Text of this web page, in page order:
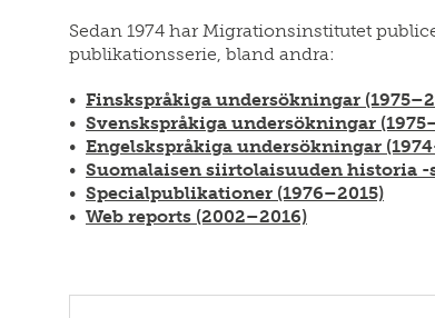
Sedan 1974 har Migrationsinstitutet
publikationsserie, bland andra:
Finskspråkiga undersökningar
Svenskspråkiga undersökningar
Engelskspråkiga undersökningar (1974
Suomalaisen siirtolaisuuden historia -
Specialpublikationer (1976–2015)
Web reports (2002–2016)